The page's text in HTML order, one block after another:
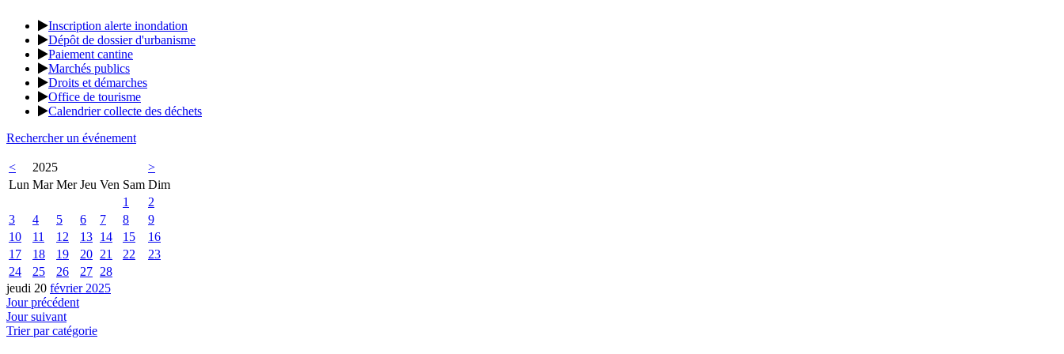
Inscription alerte inondation
Dépôt de dossier d'urbanisme
Paiement cantine
Marchés publics
Droits et démarches
Office de tourisme
Calendrier collecte des déchets
Rechercher un événement
< 2025
>
Lun Mar Mer Jeu Ven Sam Dim
1
2
3
4 5 6 7 8
9
10
11 12 13 14 15
16
17
18 19 20 21 22
23
24
25 26 27 28
jeudi 20 février 2025
Jour précédent
Jour suivant
Trier par catégorie